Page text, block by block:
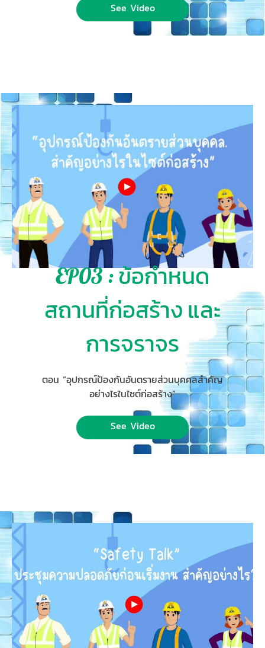
See Video
EP03 : ข้อกำหนด
สถานที่ก่อสร้าง และ
การจราจร
ตอน “อุปกรณ์ป้องกันอันตรายส่วนบุคคลสำคัญ
อย่างไรในไซต์ก่อสร้าง”
See Video